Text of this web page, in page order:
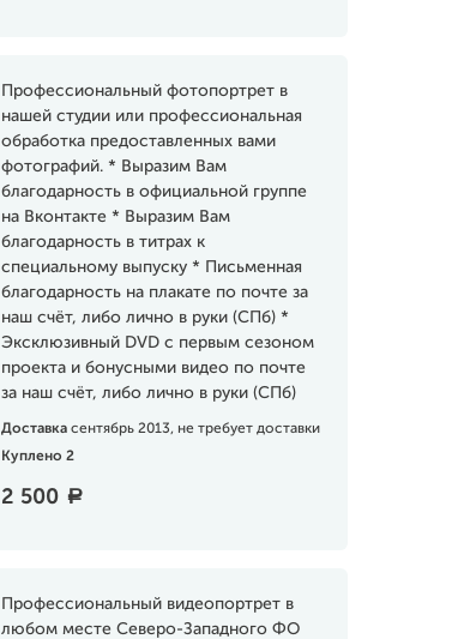
Профессиональный фотопортрет в
нашей студии или профессиональная
обработка предоставленных вами
фотографий. * Выразим Вам
благодарность в официальной группе
на Вконтакте * Выразим Вам
благодарность в титрах к
специальному выпуску * Письменная
благодарность на плакате по почте за
наш счёт, либо лично в руки (СПб) *
Эксклюзивный DVD с первым сезоном
проекта и бонусными видео по почте
за наш счёт, либо лично в руки (СПб)
Доставка сентябрь 2013, не требует доставки
Куплено 2
2 500 a
Профессиональный видеопортрет в
любом месте Северо-Западного ФО